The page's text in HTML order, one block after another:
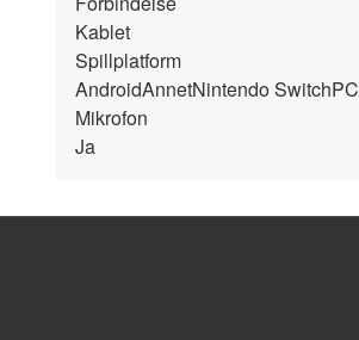
Kablet
Spillplatform
AndroidAnnetNintendo SwitchPC
Mikrofon
Ja